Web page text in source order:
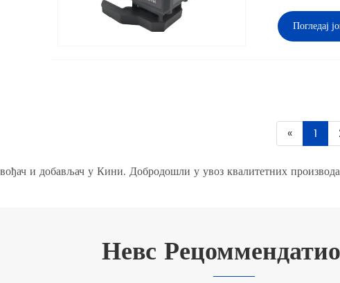
Погледај
« 1
и добављач у Кини. Добродошли у увоз квалитетних
Невс